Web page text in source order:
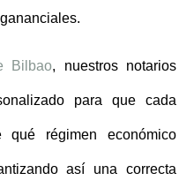
Bilbao, nuestros notarios
para que cada
qué régimen económico
así una correcta